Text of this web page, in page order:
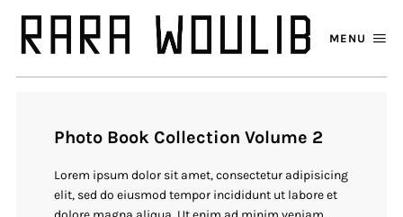
MENU
Photo Book Collection Volume 2
Lorem ipsum dolor sit amet, consectetur adipisicing
elit, sed do eiusmod tempor incididunt ut labore et